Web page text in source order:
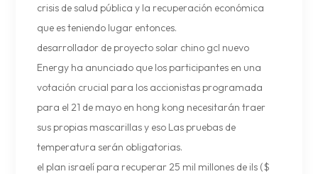
crisis de salud pública y la recuperación económica
que es teniendo lugar entonces.
desarrollador de proyecto solar chino gcl nuevo
Energy ha anunciado que los participantes en una
votación crucial para los accionistas programada
para el 21 de mayo en hong kong necesitarán traer
sus propias mascarillas y eso Las pruebas de
temperatura serán obligatorias.
el plan israelí para recuperar 25 mil millones de ils ($